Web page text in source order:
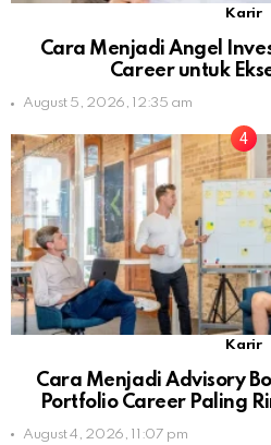
Karir
Cara Menjadi Angel
Career untuk
August 5, 2026, 12:35 am
Karir
Cara Menjadi Advisory
Portfolio Career Paling
August 4, 2026, 11:07 pm